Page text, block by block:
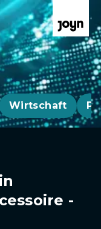
Wirtschaft
-